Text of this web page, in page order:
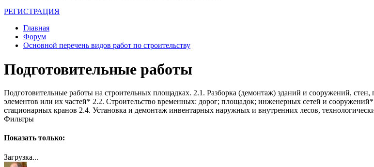
РЕГИСТРАЦИЯ
Главная
Форум
Основной перечень видов работ по строительству
Подготовительные работы
Подготовительные работы на строительных площадках. 2.1. Разборка (демонтаж) зданий и сооружений,
элементов или их частей* 2.2. Строительство временных: дорог; площадок; инженерных сетей и
стационарных кранов 2.4. Установка и демонтаж инвентарных наружных и внутренних лесов,
Фильтры
Показать только:
Загрузка...